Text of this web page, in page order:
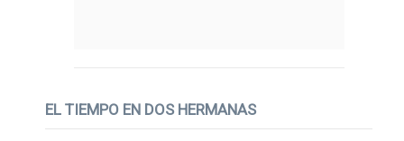
EL TIEMPO EN DOS HERMANAS